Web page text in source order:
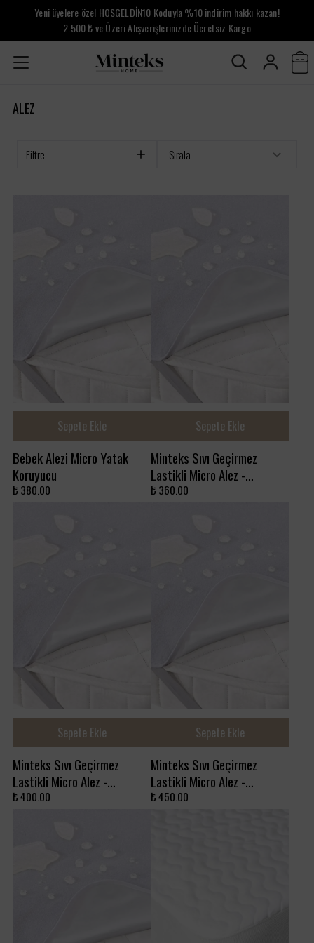
Yeni üyelere özel HOSGELDİN10 Koduyla %10 indirim hakkı kazan!
2.500 ₺ ve Üzeri Alışverişlerinizde Ücretsiz Kargo
ALEZ
Filtre Sırala
Sepete Ekle
Bebek Alezi Micro Yatak
Koruyucu
₺ 380.00
Sepete Ekle
Minteks Sıvı Geçirmez
Lastikli Micro Alez -
100x200
₺ 360.00
Sepete Ekle
Minteks Sıvı Geçirmez
Lastikli Micro Alez -
120x200
₺ 400.00
Sepete Ekle
Minteks Sıvı Geçirmez
Lastikli Micro Alez -
140x200
₺ 450.00